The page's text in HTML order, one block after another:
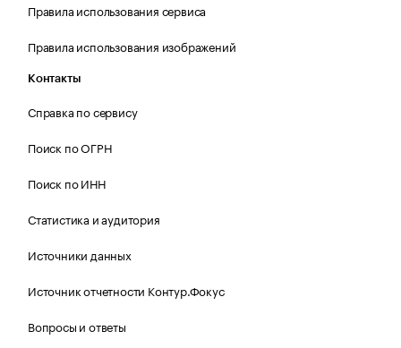
Правила использования сервиса
Правила использования изображений
Контакты
Справка по сервису
Поиск по ОГРН
Поиск по ИНН
Статистика и аудитория
Источники данных
Источник отчетности Контур.Фокус
Вопросы и ответы